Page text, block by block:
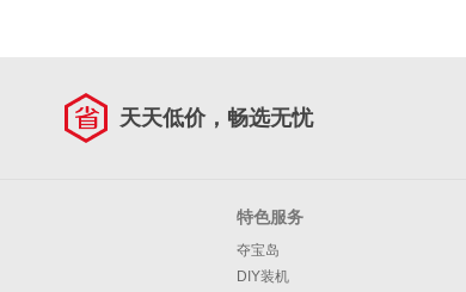
天天低价，畅选无忧
特色服务
夺宝岛
DIY装机